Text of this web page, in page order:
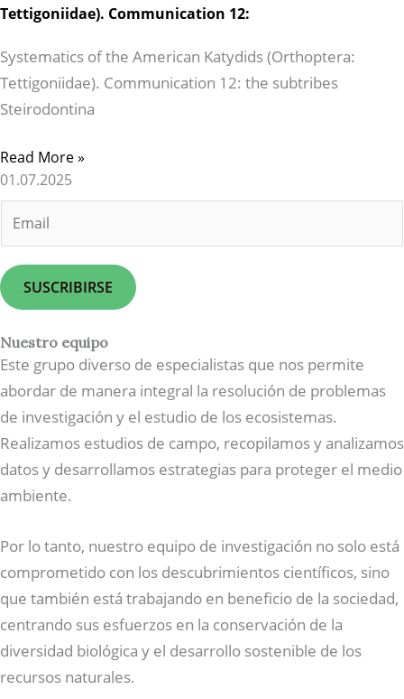
Tettigoniidae). Communication 12:
Systematics of the American Katydids (Orthoptera:
Tettigoniidae). Communication 12: the subtribes
Steirodontina
Read More »
01.07.2025
m
i
l
SUSCRIBIRSE
Nuestro equipo
Este grupo diverso de especialistas que nos permite
abordar de manera integral la resolución de problemas
de investigación y el estudio de los ecosistemas.
Realizamos estudios de campo, recopilamos y analizamos
datos y desarrollamos estrategias para proteger el medio
ambiente.
Por lo tanto, nuestro equipo de investigación no solo está
comprometido con los descubrimientos científicos, sino
que también está trabajando en beneficio de la sociedad,
centrando sus esfuerzos en la conservación de la
diversidad biológica y el desarrollo sostenible de los
recursos naturales.